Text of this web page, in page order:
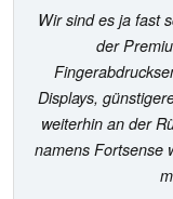
Wir sind es ja fast
der
Displays,
weiterhin an der
namens Fortsense